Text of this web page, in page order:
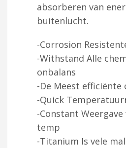
absorberen van
buitenlucht.
-Corrosion
-Withstand Alle
onbalans
-De Meest
-Quick
-Constant
temp
-Titanium Is vele